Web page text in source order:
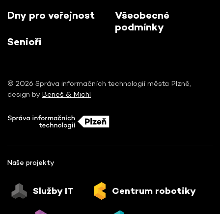
Dny pro veřejnost
Senioři
Všeobecné
podmínky
© 2026 Správa informačních technologií města Plzně,
design by Beneš & Michl
Naše projekty
Služby IT Centrum robotiky